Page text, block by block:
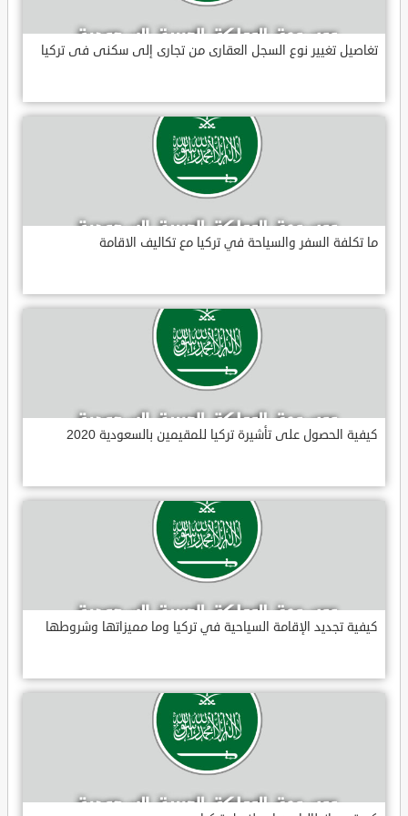
تغاصيل تغيير نوع السجل العقارى من تجارى إلى سكنى فى تركيا
ما تكلفة السفر والسياحة في تركيا مع تكاليف الاقامة
كيفية الحصول على تأشيرة تركيا للمقيمين بالسعودية 2020
كيفية تجديد الإقامة السياحية في تركيا وما مميزاتها وشروطها